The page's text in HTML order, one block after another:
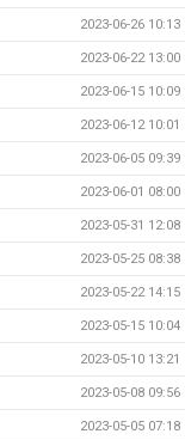
2023-06-26 10:13
2023-06-22 13:00
2023-06-15 10:09
2023-06-12 10:01
2023-06-05 09:39
2023-06-01 08:00
2023-05-31 12:08
2023-05-25 08:38
2023-05-22 14:15
2023-05-15 10:04
2023-05-10 13:21
2023-05-08 09:56
2023-05-05 07:18